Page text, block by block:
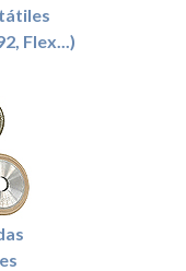
Flex...)